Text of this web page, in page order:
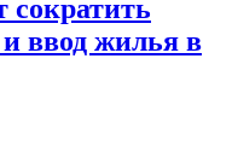
сократить
ввод жилья в